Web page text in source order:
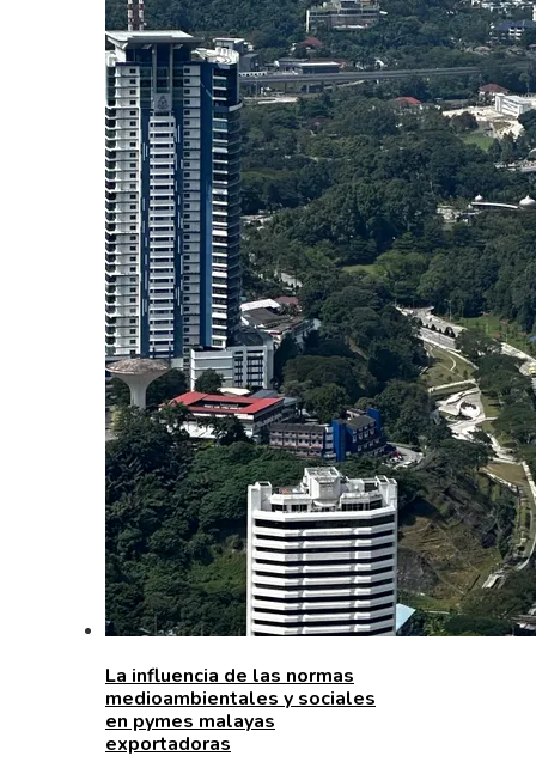
La influencia de las normas
medioambientales y sociales
en pymes malayas
exportadoras